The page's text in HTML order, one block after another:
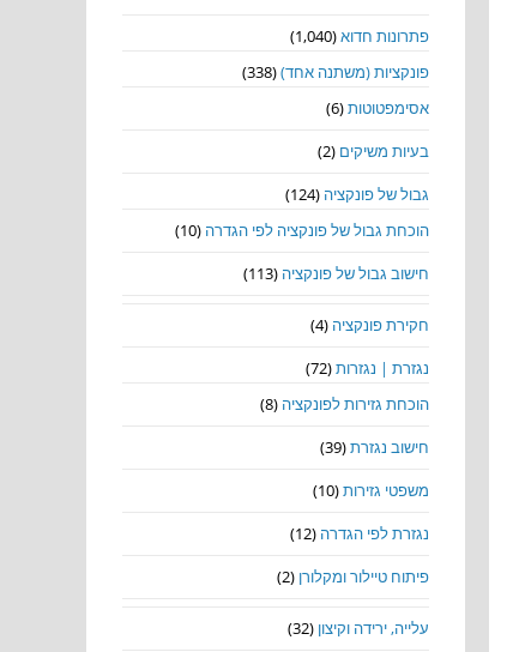
פתרונות חדוא(1,040)
פונקציות (משתנה אחד)(338)
אסימפטוטות(6)
בעיות משיקים (2)
גבול של פונקציה (124)
הוכחת גבול של פונקציה לפי הגדרה (10)
חישוב גבול של פונקציה (113)
חקירת פונקציה (4)
נגזרת | נגזרות(72)
הוכחת גזירות לפונקציה (8)
חישוב נגזרת(39)
משפטי גזירות(10)
נגזרת לפי הגדרה (12)
פיתוח טיילור ומקלורן (2)
עלייה, ירידה וקיצון (32)